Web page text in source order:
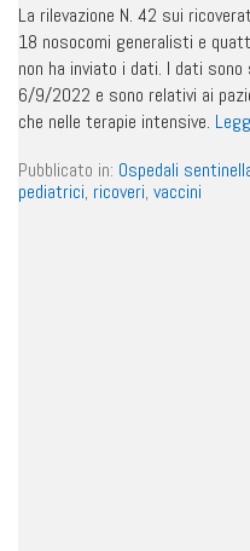
La rilevazione N. 42 sui
18 nosocomi generalisti e
non ha inviato i dati. I dati
6/9/2022 e sono relativi ai
che nelle terapie intensive.
Pubblicato in: Ospedali
pediatrici, ricoveri, vaccini